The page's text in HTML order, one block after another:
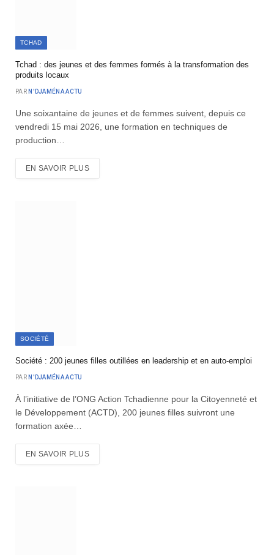
TCHAD
Tchad : des jeunes et des femmes formés à la transformation des
produits locaux
PAR N'DJAMÉNA ACTU
Une soixantaine de jeunes et de femmes suivent, depuis ce
vendredi 15 mai 2026, une formation en techniques de
production…
EN SAVOIR PLUS
SOCIÉTÉ
Société : 200 jeunes filles outillées en leadership et en auto-emploi
PAR N'DJAMÉNA ACTU
À l’initiative de l’ONG Action Tchadienne pour la Citoyenneté et
le Développement (ACTD), 200 jeunes filles suivront une
formation axée…
EN SAVOIR PLUS